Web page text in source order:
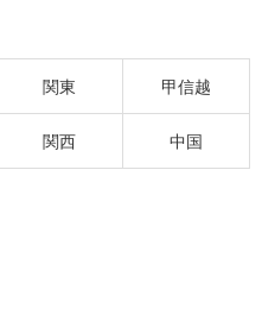
関東 甲信越
関西 中国